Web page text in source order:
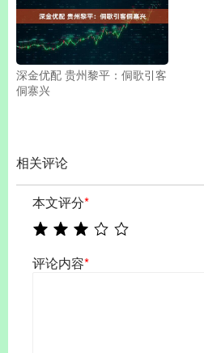
深金优配 贵州黎平：侗歌引客
侗寨兴
相关评论
本文评分*
评论内容*